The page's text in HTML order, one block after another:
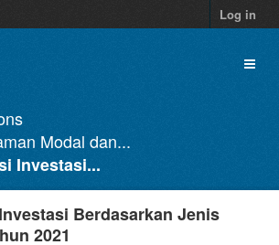
Log in
Modal dan...
Investasi...
Berdasarkan Jenis
2021